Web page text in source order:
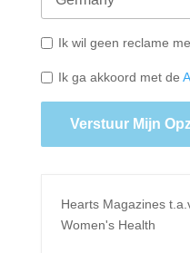
Ik wil geen reclame
Ik ga akkoord met de
Verstuur Mijn
Hearts Magazines
Women's Health